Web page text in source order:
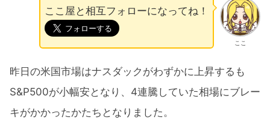
ここ
ここ屋と相互フォローになってね！
昨日の米国市場はナスダックがわずかに上昇するも
S&P500が小幅安となり、4連騰していた相場にブレー
キがかかったかたちとなりました。